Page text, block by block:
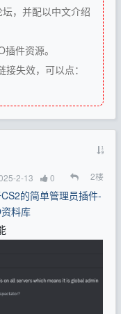
，并配以中文介绍
件资源。
接失效，可以点：
2-13 0 2楼
的简单管理员插件-
料库